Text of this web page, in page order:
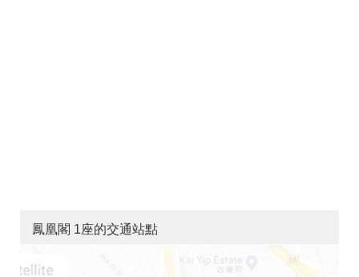
鳳凰閣 1座的交通站點